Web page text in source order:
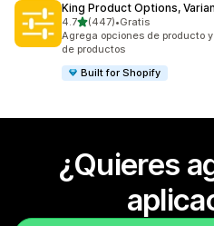
King Product Options,
4.7de 5 estrellas
(447)
447 reseñas en total
•Gratis
Agrega opciones de producto
de productos
Built for Shopify
¿Quieres